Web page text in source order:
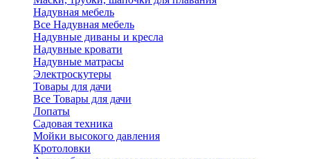
Надувная мебель
Все Надувная мебель
Надувные диваны и кресла
Надувные кровати
Надувные матрасы
Электроскутеры
Товары для дачи
Все Товары для дачи
Лопаты
Садовая техника
Мойки высокого давления
Кротоловки